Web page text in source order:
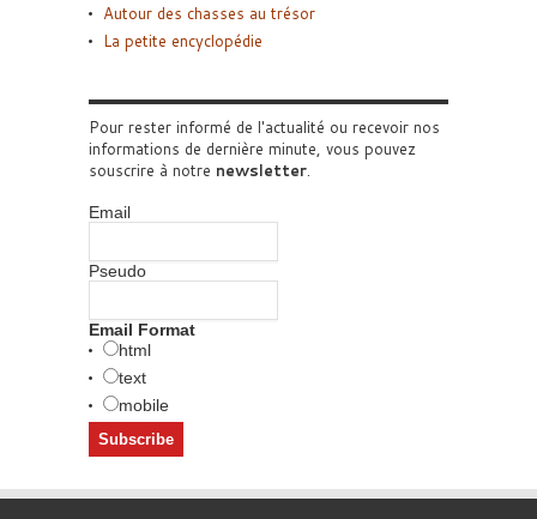
Autour des chasses au trésor
La petite encyclopédie
Pour rester informé de l'actualité ou recevoir nos
informations de dernière minute, vous pouvez
souscrire à notre newsletter.
Email
Pseudo
Email Format
html
text
mobile